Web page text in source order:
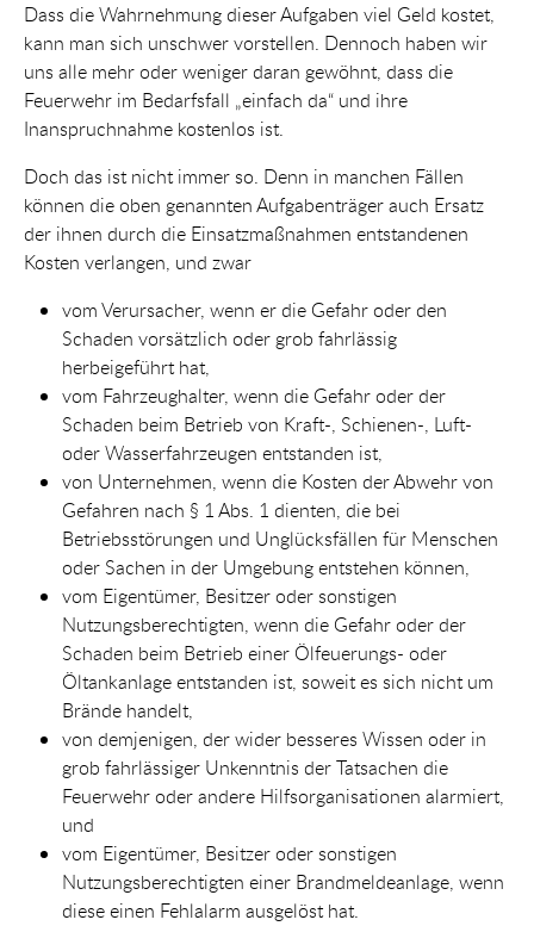
Dass die Wahrnehmung dieser Aufgaben viel Geld kostet,
kann man sich unschwer vorstellen. Dennoch haben wir
uns alle mehr oder weniger daran gewöhnt, dass die
Feuerwehr im Bedarfsfall „einfach da“ und ihre
Inanspruchnahme kostenlos ist.
Doch das ist nicht immer so. Denn in manchen Fällen
können die oben genannten Aufgabenträger auch Ersatz
der ihnen durch die Einsatzmaßnahmen entstandenen
Kosten verlangen, und zwar
vom Verursacher, wenn er die Gefahr oder den
Schaden vorsätzlich oder grob fahrlässig
herbeigeführt hat,
vom Fahrzeughalter, wenn die Gefahr oder der
Schaden beim Betrieb von Kraft-, Schienen-, Luft-
oder Wasserfahrzeugen entstanden ist,
von Unternehmen, wenn die Kosten der Abwehr von
Gefahren nach § 1 Abs. 1 dienten, die bei
Betriebsstörungen und Unglücksfällen für Menschen
oder Sachen in der Umgebung entstehen können,
vom Eigentümer, Besitzer oder sonstigen
Nutzungsberechtigten, wenn die Gefahr oder der
Schaden beim Betrieb einer Ölfeuerungs- oder
Öltankanlage entstanden ist, soweit es sich nicht um
Brände handelt,
von demjenigen, der wider besseres Wissen oder in
grob fahrlässiger Unkenntnis der Tatsachen die
Feuerwehr oder andere Hilfsorganisationen alarmiert,
und
vom Eigentümer, Besitzer oder sonstigen
Nutzungsberechtigten einer Brandmeldeanlage, wenn
diese einen Fehlalarm ausgelöst hat.